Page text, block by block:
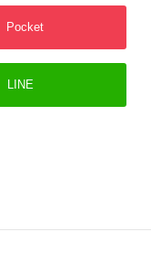
Pocket
LINE